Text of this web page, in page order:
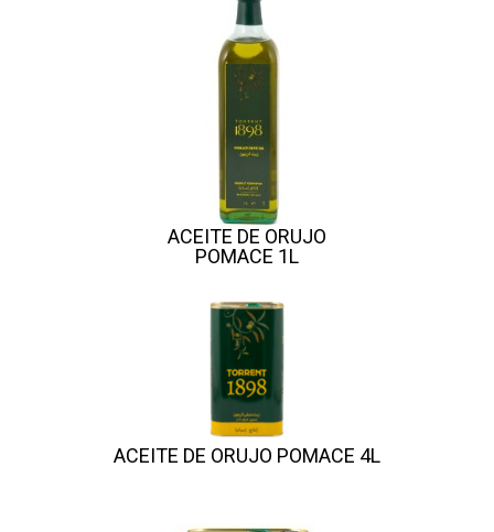
ACEITE DE ORUJO
POMACE 1L
ACEITE DE ORUJO POMACE 4L